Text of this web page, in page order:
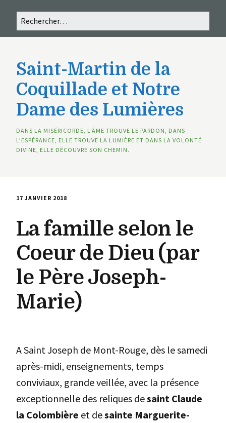
Saint-Martin de la
Coquillade et Notre
Dame des Lumières
DANS LA MISÉRICORDE, L’ÂME TROUVE LE PARDON, DANS
L’ESPÉRANCE, ELLE TROUVE LA LUMIÈRE ET DANS LA VOLONTÉ
DIVINE, ELLE DÉCOUVRE SON CHEMIN.
17 JANVIER 2018
La famille selon le
Coeur de Dieu (par
le Père Joseph-
Marie)
A Saint Joseph de Mont-Rouge, dès le samedi
après-midi, enseignements, temps
conviviaux, grande veillée, avec la présence
exceptionnelle des reliques desaint Claude
la Colombière et desainte Marguerite-